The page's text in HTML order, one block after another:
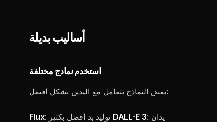
أساليب بديلة
استخدم نماذج مختلفة
بعض النماذج تتعامل مع اليدين بشكل أفضل:
Flux DALL-E 3: يدان